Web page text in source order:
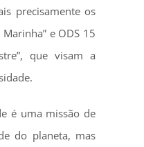
precisamente os
e ODS 15
que visam a
é uma missão de
do planeta, mas